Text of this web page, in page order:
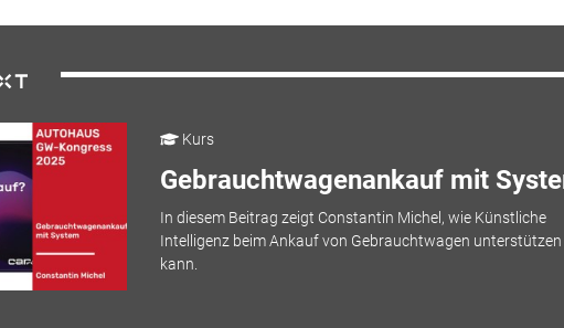
Kurs
Gebrauchtwagenankauf mit
In diesem Beitrag zeigt Constantin Michel, wie Künstliche
Intelligenz beim Ankauf von Gebrauchtwagen unterstützen
kann.